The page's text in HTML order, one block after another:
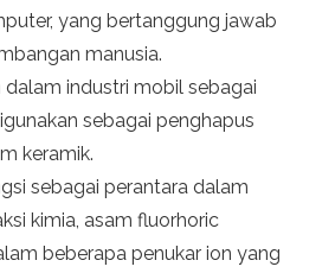
yang bertanggung jawab
manusia.
dalam industri mobil sebagai
sebagai penghapus
keramik.
sebagai perantara dalam
kimia, asam fluorhoric
beberapa penukar ion yang